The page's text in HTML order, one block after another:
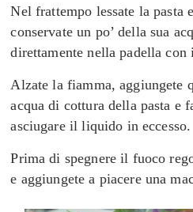
Nel frattempo lessate la pasta
conservate un po’ della sua
direttamente nella padella
Alzate la fiamma, aggiungete
acqua di cottura della pasta e
asciugare il liquido in eccesso.
Prima di spegnere il fuoco
e aggiungete a piacere una